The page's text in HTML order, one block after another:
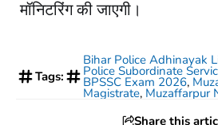
मॉनिटरिंग की जाएगी।
Tags:
Bihar Police Adhinayak
Police Subordinate
BPSSC Exam 2026,
Magistrate, Muzaffarpur
Share this